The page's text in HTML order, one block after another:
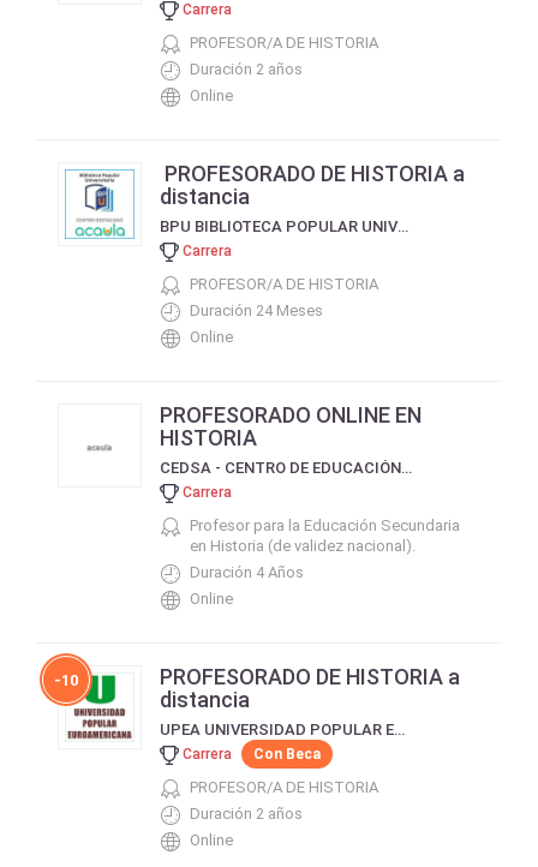
Carrera
PROFESOR/A DE HISTORIA
Duración 2 años
Online
PROFESORADO DE HISTORIA a
distancia
BPU BIBLIOTECA POPULAR UNIVERSITARIA
Carrera
PROFESOR/A DE HISTORIA
Duración 24 Meses
Online
PROFESORADO ONLINE EN
HISTORIA
CEDSA - CENTRO DE EDUCACIÓN A DISTANCIA DE SALTA
Carrera
Profesor para la Educación Secundaria
en Historia (de validez nacional).
Duración 4 Años
Online
-10
PROFESORADO DE HISTORIA a
distancia
UPEA UNIVERSIDAD POPULAR EUROAMERICANA
Carrera Con Beca
PROFESOR/A DE HISTORIA
Duración 2 años
Online